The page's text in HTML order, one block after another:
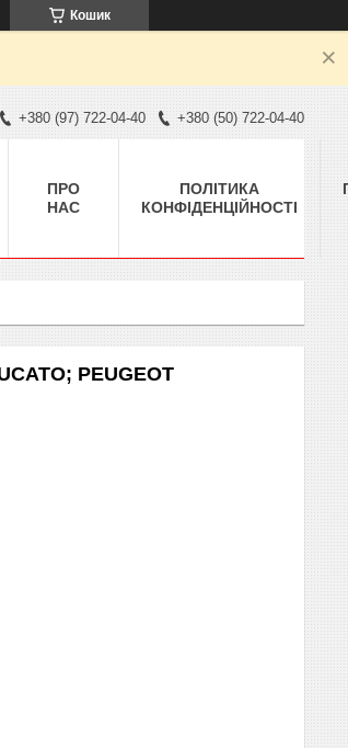
Кошик
+380 (97) 722-04-40 +380 (50) 722-04-40
ПРО
НАС
ПОЛІТИКА
КОНФІДЕНЦІЙНОСТІ
PEUGEOT